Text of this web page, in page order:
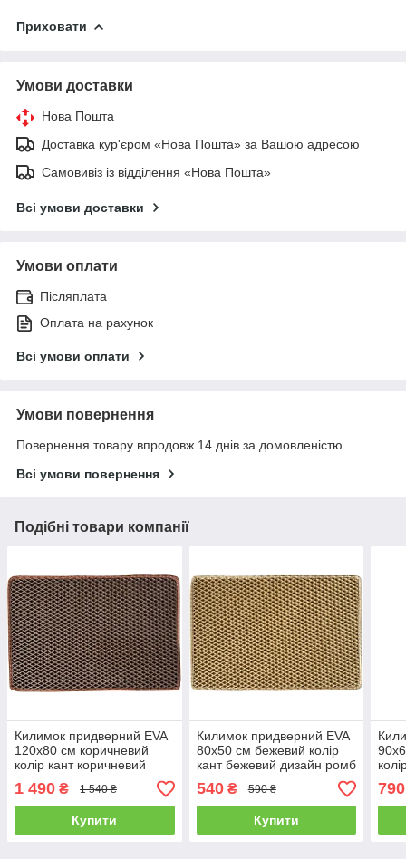
Приховати
Умови доставки
Нова Пошта
Доставка кур'єром «Нова Пошта» за Вашою адресою
Самовивіз із відділення «Нова Пошта»
Всі умови доставки
Умови оплати
Післяплата
Оплата на рахунок
Всі умови оплати
Умови повернення
Повернення товару впродовж 14 днів за домовленістю
Всі умови повернення
Подібні товари компанії
Килимок придверний EVA
120х80 см коричневий
колір кант коричневий
1 490 ₴ 1 540 ₴
Купити
Килимок придверний EVA
80х50 см бежевий колір
кант бежевий дизайн ромб
540₴ 590 ₴
Купити
790